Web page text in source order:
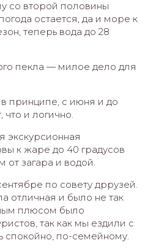
со второй половины
остается, да и море к
теперь вода до 28
пекла — милое дело для
принципе, с июня и до
что и логично.
экскурсионная
к жаре до 40 градусов
от загара и водой.
по совету дррузей.
отличная и было не так
плюсом было
так как мы ездили с
спокойно, по-семейному.